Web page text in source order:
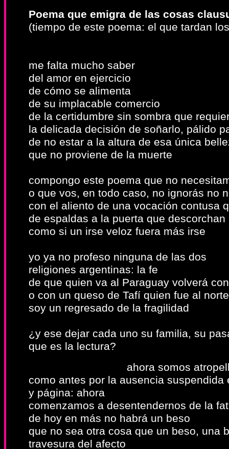
Poema que emigra de las cosas
(tiempo de este poema: el que tardan
me falta mucho saber
del amor en ejercicio
de cómo se alimenta
de su implacable comercio
de la certidumbre sin sombra que
la delicada decisión de soñarlo, pálido
de no estar a la altura de esa única
que no proviene de la muerte
compongo este poema que no
o que vos, en todo caso, no ignorás no
con el aliento de una vocación contusa
de espaldas a la puerta que
como si un irse veloz fuera más irse
yo ya no profeso ninguna de las dos
religiones argentinas: la fe
de que quien va al Paraguay volverá
o con un queso de Tafí quien fue al
soy un regresado de la fragilidad
¿y ese dejar cada uno su familia, su
que es la lectura?
ahora somos
como antes por la ausencia suspendida
y página: ahora
comenzamos a desentendernos de la
de hoy en más no habrá un beso
que no sea otra cosa que un beso, una
travesura del afecto